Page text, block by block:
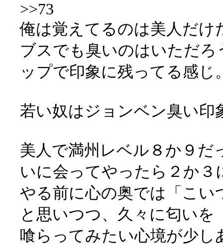
>>73
俺は覚えてるのは美人だけ
ブスでも臭いのはいただ
ップで印象に残ってる感じ
若い奴はジョンベン臭い印
美人で満州レベル８か９だ
いに会ってやったら２か３
やる前に心の奥では「こい
と思いつつ、久々に匂いを
喰らってみたい心境が少し